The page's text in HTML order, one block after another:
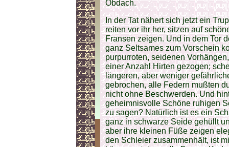
Obdach.
In der Tat nähert sich jetzt ein
reiten vor ihr her, sitzen auf
Fransen zeigen. Und in dem Tor
ganz Seltsames zum Vorschein
purpurroten, seidenen
einer Anzahl Hirten gezogen;
längeren, aber weniger
gebrochen, alle Federn mußten
nicht ohne Beschwerden. Und
geheimnisvolle Schöne ruhigen
zu sagen? Natürlich ist es ein
ganz in schwarze Seide gehüllt
aber ihre kleinen Füße zeigen
den Schleier zusammenhält, ist